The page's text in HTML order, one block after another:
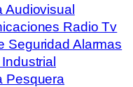
Audiovisual
Radio Tv
Seguridad Alarmas
Pesquera